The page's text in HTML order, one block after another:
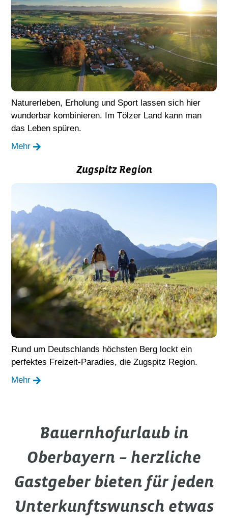
Naturerleben, Erholung und Sport lassen sich hier
wunderbar kombinieren. Im Tölzer Land kann man
das Leben spüren.
Mehr
Zugspitz Region
Rund um Deutschlands höchsten Berg lockt ein
perfektes Freizeit-Paradies, die Zugspitz Region.
Mehr
Bauernhofurlaub in
Oberbayern – herzliche
Gastgeber bieten für jeden
Unterkunftswunsch etwas